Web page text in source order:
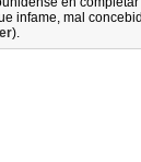
infame, mal
).